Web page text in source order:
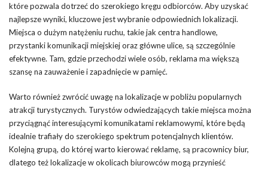
które pozwala dotrzeć do szerokiego kręgu odbiorców. Aby uzyskać
najlepsze wyniki, kluczowe jest wybranie odpowiednich lokalizacji.
Miejsca o dużym natężeniu ruchu, takie jak centra handlowe,
przystanki komunikacji miejskiej oraz główne ulice, są szczególnie
efektywne. Tam, gdzie przechodzi wiele osób, reklama ma większą
szansę na zauważenie i zapadnięcie w pamięć.
Warto również zwrócić uwagę na lokalizacje w pobliżu popularnych
atrakcji turystycznych. Turystów odwiedzających takie miejsca można
przyciągnąć interesującymi komunikatami reklamowymi, które będą
idealnie trafiały do szerokiego spektrum potencjalnych klientów.
Kolejną grupą, do której warto kierować reklamę, są pracownicy biur,
dlatego też lokalizacje w okolicach biurowców mogą przynieść